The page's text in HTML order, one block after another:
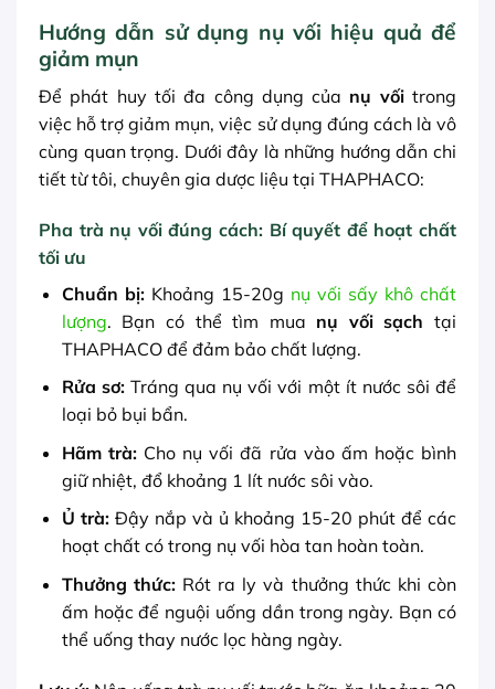
Hướng dẫn sử dụng nụ vối hiệu quả để
giảm mụn
Để phát huy tối đa công dụng của nụ vốitrong
việc hỗ trợ giảm mụn, việc sử dụng đúng cách là vô
cùng quan trọng. Dưới đây là những hướng dẫn chi
tiết từ tôi, chuyên gia dược liệu tại THAPHACO:
Pha trà nụ vối đúng cách: Bí quyết để hoạt chất
tối ưu
Chuẩn bị:Khoảng 15-20g nụ vối sấy khô chất
lượng. Bạn có thể tìm mua nụ vối sạch tại
THAPHACO để đảm bảo chất lượng.
Rửa sơ:Tráng qua nụ vối với một ít nước sôi để
loại bỏ bụi bẩn.
Hãm trà:Cho nụ vối đã rửa vào ấm hoặc bình
giữ nhiệt, đổ khoảng 1 lít nước sôi vào.
Ủ trà:Đậy nắp và ủ khoảng 15-20 phút để các
hoạt chất có trong nụ vối hòa tan hoàn toàn.
Thưởng thức:Rót ra ly và thưởng thức khi còn
ấm hoặc để nguội uống dần trong ngày. Bạn có
thể uống thay nước lọc hàng ngày.